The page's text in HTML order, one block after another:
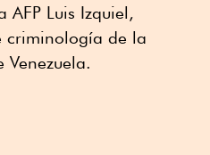
AFP Luis Izquiel,
criminología de la